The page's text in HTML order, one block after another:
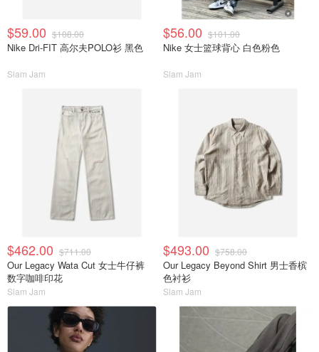
$59.00 $108.00
Nike Dri-FIT 高尔夫POLO衫 黑色
Slam Jam
$56.00 $101.00
Nike 女士篮球背心 白色粉色
Slam Jam
$462.00 $711.00
Our Legacy Wata Cut 女士牛仔裤
数字咖啡印花
Slam Jam
$493.00 $758.00
Our Legacy Beyond Shirt 男士香槟
色衬衫
Slam Jam